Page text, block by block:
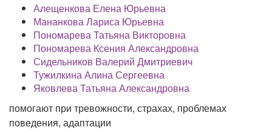
Алещенкова Елена Юрьевна
Мананкова Лариса Юрьевна
Пономарева Татьяна Викторовна
Пономарева Ксения Александровна
Сидельников Валерий Дмитриевич
Тужилкина Алина Сергеевна
Яковлева Татьяна Александровна
помогают при тревожности, страхах, проблемах
поведения, адаптации